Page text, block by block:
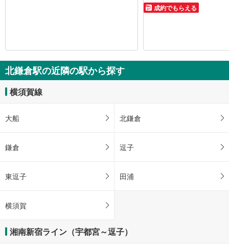
成約でもらえる
北鎌倉駅の近隣の駅から探す
横須賀線
大船 北鎌倉
鎌倉 逗子
東逗子 田浦
横須賀
湘南新宿ライン（宇都宮～逗子）